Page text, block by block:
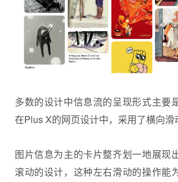
多数的设计中信息流的呈现形式主要
在Plus X的网页设计中，采用了横向滑
图片信息为主的卡片整齐划一地展现
滚动的设计，这种左右滑动的操作能